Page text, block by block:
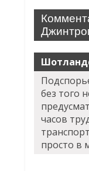
без того
часов
просто в